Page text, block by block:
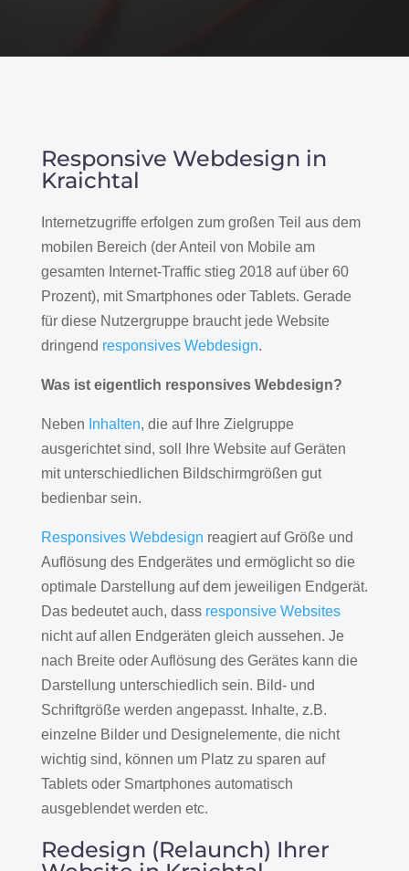
Responsive Webdesign in
Kraichtal
Internetzugriffe erfolgen zum großen Teil aus dem
mobilen Bereich (der Anteil von Mobile am
gesamten Internet-Traffic stieg 2018 auf über 60
Prozent), mit Smartphones oder Tablets. Gerade
für diese Nutzergruppe braucht jede Website
dringend responsives Webdesign.
Was ist eigentlich responsives Webdesign?
Neben Inhalten, die auf Ihre Zielgruppe
ausgerichtet sind, soll Ihre Website auf Geräten
mit unterschiedlichen Bildschirmgrößen gut
bedienbar sein.
Responsives Webdesign reagiert auf Größe und
Auflösung des Endgerätes und ermöglicht so die
optimale Darstellung auf dem jeweiligen Endgerät.
Das bedeutet auch, dass responsive Websites
nicht auf allen Endgeräten gleich aussehen. Je
nach Breite oder Auflösung des Gerätes kann die
Darstellung unterschiedlich sein. Bild- und
Schriftgröße werden angepasst. Inhalte, z.B.
einzelne Bilder und Designelemente, die nicht
wichtig sind, können um Platz zu sparen auf
Tablets oder Smartphones automatisch
ausgeblendet werden etc.
Redesign (Relaunch) Ihrer